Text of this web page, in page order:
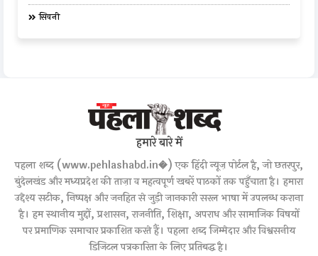
सिवनी
हमारे बारे में
पहला शब्द (www.pehlashabd.in�) एक हिंदी न्यूज़ पोर्टल है, जो छतरपुर,
बुंदेलखंड और मध्यप्रदेश की ताज़ा व महत्वपूर्ण खबरें पाठकों तक पहुँचाता है। हमारा
उद्देश्य सटीक, निष्पक्ष और जनहित से जुड़ी जानकारी सरल भाषा में उपलब्ध कराना
है। हम स्थानीय मुद्दों, प्रशासन, राजनीति, शिक्षा, अपराध और सामाजिक विषयों
पर प्रमाणिक समाचार प्रकाशित करते हैं। पहला शब्द जिम्मेदार और विश्वसनीय
डिजिटल पत्रकारिता के लिए प्रतिबद्ध है।